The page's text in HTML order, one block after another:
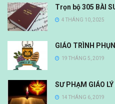
Trọn bộ 305 BÀI
4 THÁNG 10, 2025
GIÁO TRÌNH
19 THÁNG 5, 2019
SƯ PHẠM GIÁO
14 THÁNG 6, 2019